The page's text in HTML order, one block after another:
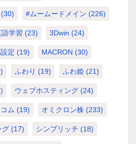
(30) #ムームードメイン (226)
学習 (23) 3Dwin (24)
定 (19) MACRON (30)
ふわり (19) ふわ姫 (21)
ウェブホスティング (24)
ム (19) オミクロン株 (233)
グ (17) シンプリッチ (18)